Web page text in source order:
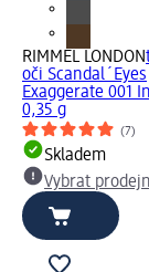
RIMMEL LONDON
oči Scandal´Eyes
Exaggerate 001
0,35 g
(7)
Skladem
Vybrat